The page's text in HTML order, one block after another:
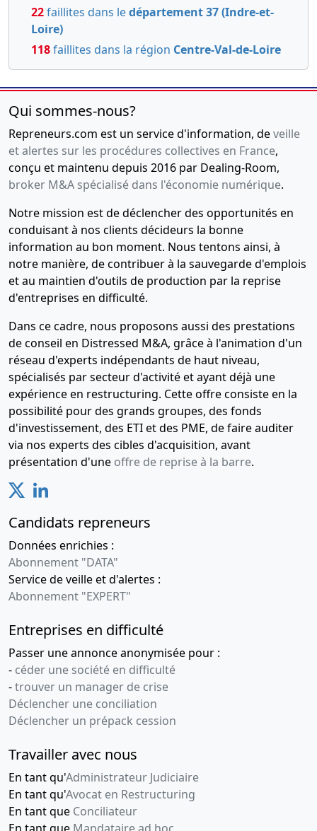
22faillites dans ledépartement 37 (Indre-et-
Loire)
118faillites dans la région Centre-Val-de-Loire
Qui sommes-nous?
Repreneurs.com est un service d'information, deveille
et alertes sur les procédures collectives en France,
conçu et maintenu depuis 2016 par Dealing-Room,
broker M&A spécialisé dans l'économie numérique.
Notre mission est de déclencher des opportunités en
conduisant à nos clients décideurs la bonne
information au bon moment. Nous tentons ainsi, à
notre manière, de contribuer à la sauvegarde d'emplois
et au maintien d'outils de production par la reprise
d'entreprises en difficulté.
Dans ce cadre, nous proposons aussi des prestations
de conseil en Distressed M&A, grâce à l'animation d'un
réseau d'experts indépendants de haut niveau,
spécialisés par secteur d'activité et ayant déjà une
expérience en restructuring. Cette offre consiste en la
possibilité pour des grands groupes, des fonds
d'investissement, des ETI et des PME, de faire auditer
via nos experts des cibles d'acquisition, avant
présentation d'une offre de reprise à la barre.
Candidats repreneurs
Données enrichies :
Abonnement "DATA"
Service de veille et d'alertes :
Abonnement "EXPERT"
Entreprises en difficulté
Passer une annonce anonymisée pour :
- céder une société en difficulté
-trouver un manager de crise
Déclencher une conciliation
Déclencher un prépack cession
Travailler avec nous
En tant qu'Administrateur Judiciaire
En tant qu'Avocat en Restructuring
En tant que Conciliateur